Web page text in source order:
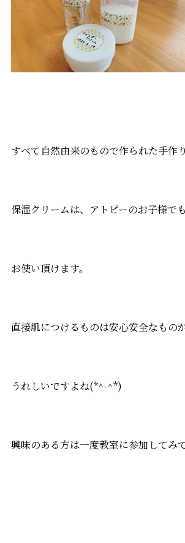
すべて自然由来のもので作られた手作り
保湿クリームは、アトピーのお子様で
お使い頂けます。
直接肌につけるものは安心安全なもの
うれしいですよね(*^-^*)
興味のある方は一度教室に参加してみ